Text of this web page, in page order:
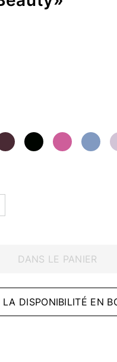
DANS LE PANIER
LA DISPONIBILITÉ EN